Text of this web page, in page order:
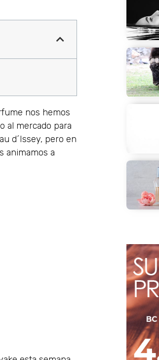
nos hemos
al mercado para
d´Issey, pero en
animamos a